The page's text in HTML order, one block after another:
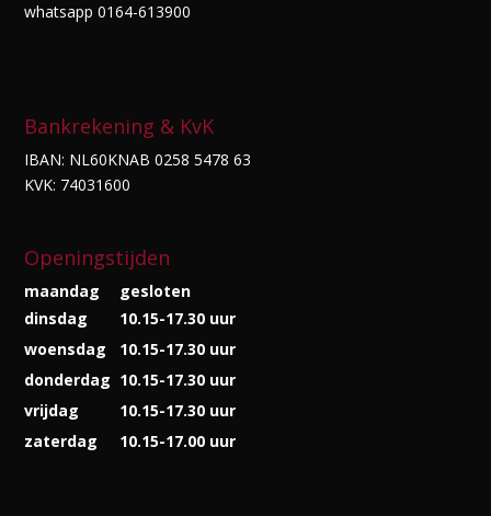
whatsapp 0164-613900
Bankrekening & KvK
IBAN: NL60KNAB 0258 5478 63
KVK: 74031600
Openingstijden
maandag
gesloten
dinsdag
10.15-17.30 uur
woensdag
10.15-17.30 uur
donderdag 10.15-17.30 uur
vrijdag
10.15-17.30 uur
zaterdag
10.15-17.00 uur